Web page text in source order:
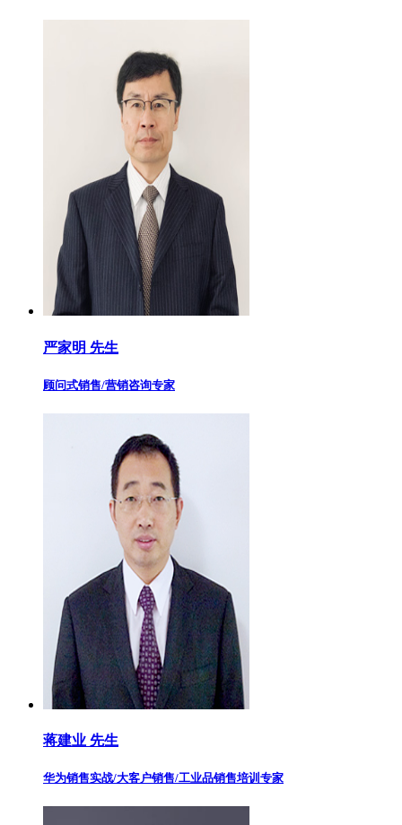
严家明 先生
顾问式销售/营销咨询专家
蒋建业 先生
华为销售实战/大客户销售/工业品销售培训专家